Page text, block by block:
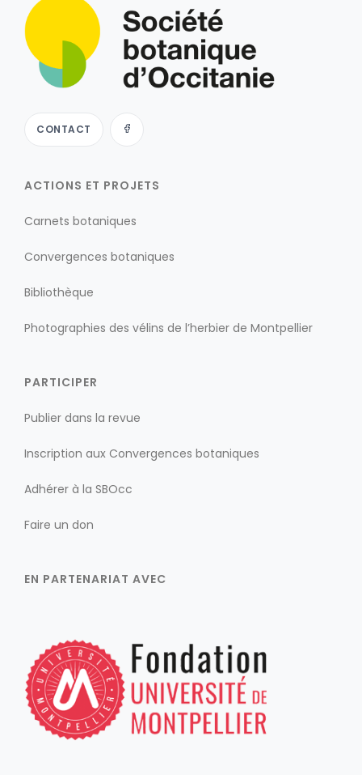
CONTACT
ACTIONS ET PROJETS
Carnets botaniques
Convergences botaniques
Bibliothèque
Photographies des vélins de l’herbier de Montpellier
PARTICIPER
Publier dans la revue
Inscription aux Convergences botaniques
Adhérer à la SBOcc
Faire un don
EN PARTENARIAT AVEC